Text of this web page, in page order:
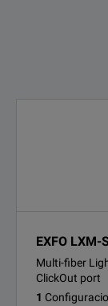
EXFO LXM-
Multi-fiber
ClickOut port
1